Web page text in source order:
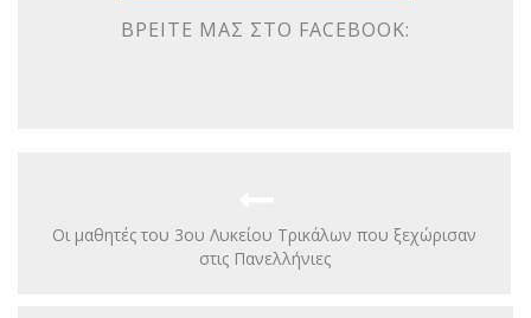
ΒΡΕΊΤΕ ΜΑΣ ΣΤΟ FACEBOOK:
Οι μαθητές του 3ου Λυκείου Τρικάλων που ξεχώρισαν
στις Πανελλήνιες